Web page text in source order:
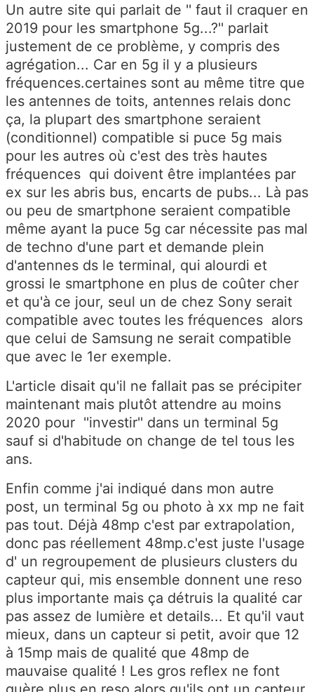
Un autre site qui parlait de '' faut il craquer en
2019 pour les smartphone 5g...?'' parlait
justement de ce problème, y compris des
agrégation... Car en 5g il y a plusieurs
fréquences.certaines sont au même titre que
les antennes de toits, antennes relais donc
ça, la plupart des smartphone seraient
(conditionnel) compatible si puce 5g mais
pour les autres où c'est des très hautes
fréquences qui doivent être implantées par
ex sur les abris bus, encarts de pubs... Là pas
ou peu de smartphone seraient compatible
même ayant la puce 5g car nécessite pas mal
de techno d'une part et demande plein
d'antennes ds le terminal, qui alourdi et
grossi le smartphone en plus de coûter cher
et qu'à ce jour, seul un de chez Sony serait
compatible avec toutes les fréquences alors
que celui de Samsung ne serait compatible
que avec le 1er exemple.
L'article disait qu'il ne fallait pas se précipiter
maintenant mais plutôt attendre au moins
2020 pour ''investir'' dans un terminal 5g
sauf si d'habitude on change de tel tous les
ans.
Enfin comme j'ai indiqué dans mon autre
post, un terminal 5g ou photo à xx mp ne fait
pas tout. Déjà 48mp c'est par extrapolation,
donc pas réellement 48mp.c'est juste l'usage
d' un regroupement de plusieurs clusters du
capteur qui, mis ensemble donnent une reso
plus importante mais ça détruis la qualité car
pas assez de lumière et details... Et qu'il vaut
mieux, dans un capteur si petit, avoir que 12
à 15mp mais de qualité que 48mp de
mauvaise qualité ! Les gros reflex ne font